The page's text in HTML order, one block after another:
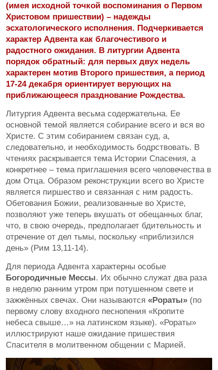
(имея исходной точкой воспоминания о Первом
Христовом пришествии) – надежды
эсхатологического исполнения. Подчеркивается
характер Адвента как благочестивого и
радостного ожидания. В литургии Адвента
порядок обратный: для первых двух недель
характерен мотив Второго пришествия, а период
17-24 декабря ориентирует верующих на
приближающееся празднование Рождества.
Литургия Адвента весьма содержательна. Ее
основной темой является собирание всего и вся во
Христе. С этим собиранием связан суд, а,
следовательно, и необходимость бодрствовать. В
чтениях раскрывается тема Истории Спасения, а
конкретнее – тема приглашения всего человечества в
дом Отца. Образом реконструкции всего во Христе
является пиршество и связанная с ним радость.
Обетования Божии, реализованные во Христе,
позволяют уже теперь вкушать от обещанных благ,
что, в свою очередь, предполагает бдительность и
отречение от дел тьмы, поскольку «приблизился
день» (Рим 13,11-14).
Для периода Адвента характерны особые
Богородичные Мессы. Их обычно служат два раза
в неделю ранним утром при потушенном свете и
зажжённых свечах. Они называются «Рораты» (по
первому слову входного песнопения «Кропите
небеса свыше…» на латинском языке). «Рораты»
иллюстрируют наше ожидание пришествия
Спасителя в молитвенном общении с Марией.